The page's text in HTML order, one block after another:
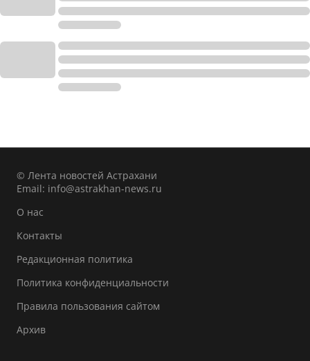
© Лента новостей Астрахани
Email: info@astrakhan-news.ru
О нас
Контакты
Редакционная политика
Политика конфиденциальности
Правила пользования сайтом
Архив